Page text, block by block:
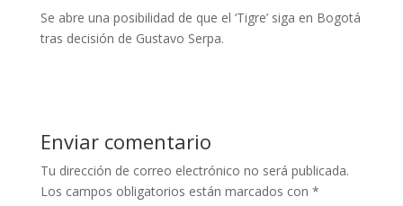
Se abre una posibilidad de que el ‘Tigre’ siga en Bogotá
tras decisión de Gustavo Serpa.
Enviar comentario
Tu dirección de correo electrónico no será publicada.
Los campos obligatorios están marcados con *